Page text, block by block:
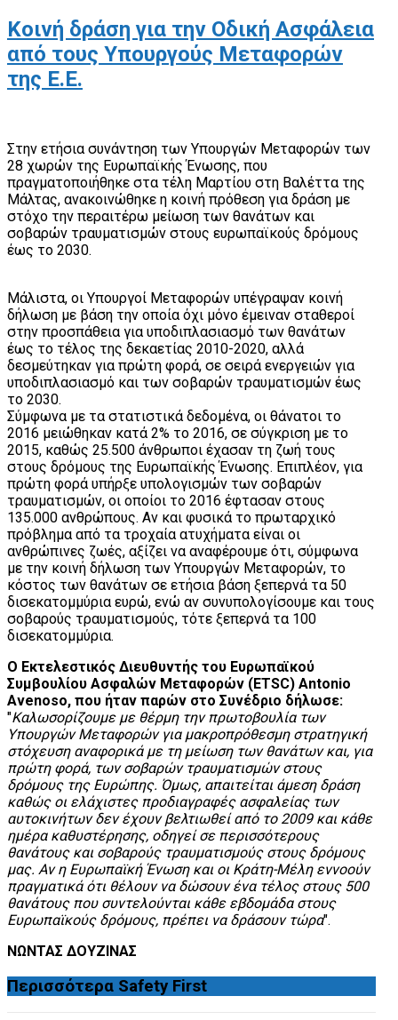
Κοινή δράση για την Οδική Ασφάλεια
από τους Υπουργούς Μεταφορών
της Ε.Ε.
Στην ετήσια συνάντηση των Υπουργών Μεταφορών των
28 χωρών της Ευρωπαϊκής Ένωσης, που
πραγματοποιήθηκε στα τέλη Μαρτίου στη Βαλέττα της
Μάλτας, ανακοινώθηκε η κοινή πρόθεση για δράση με
στόχο την περαιτέρω μείωση των θανάτων και
σοβαρών τραυματισμών στους ευρωπαϊκούς δρόμους
έως το 2030.
Μάλιστα, οι Υπουργοί Μεταφορών υπέγραψαν κοινή
δήλωση με βάση την οποία όχι μόνο έμειναν σταθεροί
στην προσπάθεια για υποδιπλασιασμό των θανάτων
έως το τέλος της δεκαετίας 2010-2020, αλλά
δεσμεύτηκαν για πρώτη φορά, σε σειρά ενεργειών για
υποδιπλασιασμό και των σοβαρών τραυματισμών έως
το 2030.
Σύμφωνα με τα στατιστικά δεδομένα, οι θάνατοι το
2016 μειώθηκαν κατά 2% το 2016, σε σύγκριση με το
2015, καθώς 25.500 άνθρωποι έχασαν τη ζωή τους
στους δρόμους της Ευρωπαϊκής Ένωσης. Επιπλέον, για
πρώτη φορά υπήρξε υπολογισμών των σοβαρών
τραυματισμών, οι οποίοι το 2016 έφτασαν στους
135.000 ανθρώπους. Αν και φυσικά το πρωταρχικό
πρόβλημα από τα τροχαία ατυχήματα είναι οι
ανθρώπινες ζωές, αξίζει να αναφέρουμε ότι, σύμφωνα
με την κοινή δήλωση των Υπουργών Μεταφορών, το
κόστος των θανάτων σε ετήσια βάση ξεπερνά τα 50
δισεκατομμύρια ευρώ, ενώ αν συνυπολογίσουμε και τους
σοβαρούς τραυματισμούς, τότε ξεπερνά τα 100
δισεκατομμύρια.
Ο Εκτελεστικός Διευθυντής του Ευρωπαϊκού
Συμβουλίου Ασφαλών Μεταφορών (ETSC) Antonio
Avenoso, που ήταν παρών στο Συνέδριο δήλωσε:
"Καλωσορίζουμε με θέρμη την πρωτοβουλία των
Υπουργών Μεταφορών για μακροπρόθεσμη στρατηγική
στόχευση αναφορικά με τη μείωση των θανάτων και, για
πρώτη φορά, των σοβαρών τραυματισμών στους
δρόμους της Ευρώπης. Όμως, απαιτείται άμεση δράση
καθώς οι ελάχιστες προδιαγραφές ασφαλείας των
αυτοκινήτων δεν έχουν βελτιωθεί από το 2009 και κάθε
ημέρα καθυστέρησης, οδηγεί σε περισσότερους
θανάτους και σοβαρούς τραυματισμούς στους δρόμους
μας. Αν η Ευρωπαϊκή Ένωση και οι Κράτη-Μέλη εννοούν
πραγματικά ότι θέλουν να δώσουν ένα τέλος στους 500
θανάτους που συντελούνται κάθε εβδομάδα στους
Ευρωπαϊκούς δρόμους, πρέπει να δράσουν τώρα".
ΝΩΝΤΑΣ ΔΟΥΖΙΝΑΣ
Περισσότερα Safety First